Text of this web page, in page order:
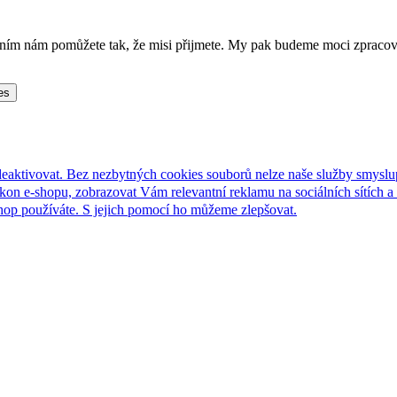
nám pomůžete tak, že misi přijmete. My pak budeme moci
Bez nezbytných cookies souborů nelze naše služby
e-shopu, zobrazovat Vám relevantní reklamu na sociálních sítích
používáte. S jejich pomocí ho můžeme zlepšovat.